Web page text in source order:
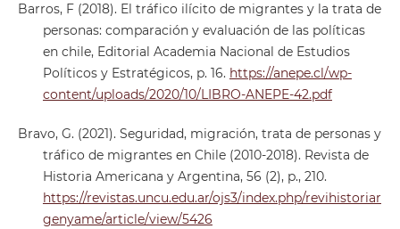
Barros, F (2018). El tráfico ilícito de migrantes y la trata de
personas: comparación y evaluación de las políticas
en chile, Editorial Academia Nacional de Estudios
Políticos y Estratégicos, p. 16. https://anepe.cl/wp-
content/uploads/2020/10/LIBRO-ANEPE-42.pdf
Bravo, G. (2021). Seguridad, migración, trata de personas y
tráfico de migrantes en Chile (2010-2018). Revista de
Historia Americana y Argentina, 56 (2), p., 210.
https://revistas.uncu.edu.ar/ojs3/index.php/revihistoriar
genyame/article/view/5426